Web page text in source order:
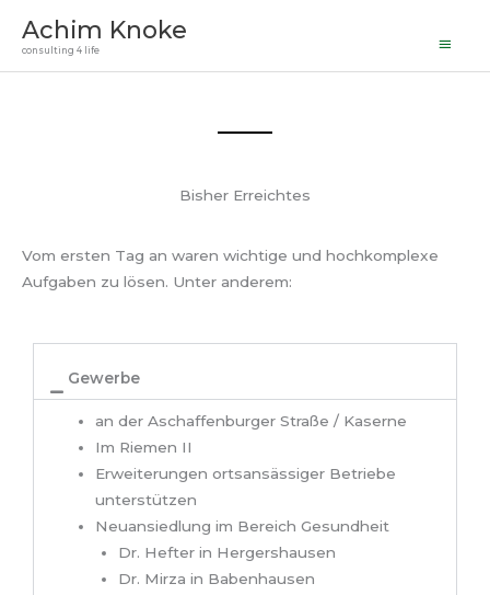
InhaltAchim Knoke
consulting 4 life
Bisher Erreichtes
Vom ersten Tag an waren wichtige und hochkomplexe
Aufgaben zu lösen. Unter anderem:
Gewerbe
an der Aschaffenburger Straße / Kaserne
Im Riemen II
Erweiterungen ortsansässiger Betriebe
unterstützen
Neuansiedlung im Bereich Gesundheit
Dr. Hefter in Hergershausen
Dr. Mirza in Babenhausen